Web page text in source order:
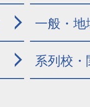
一般・地
系列校